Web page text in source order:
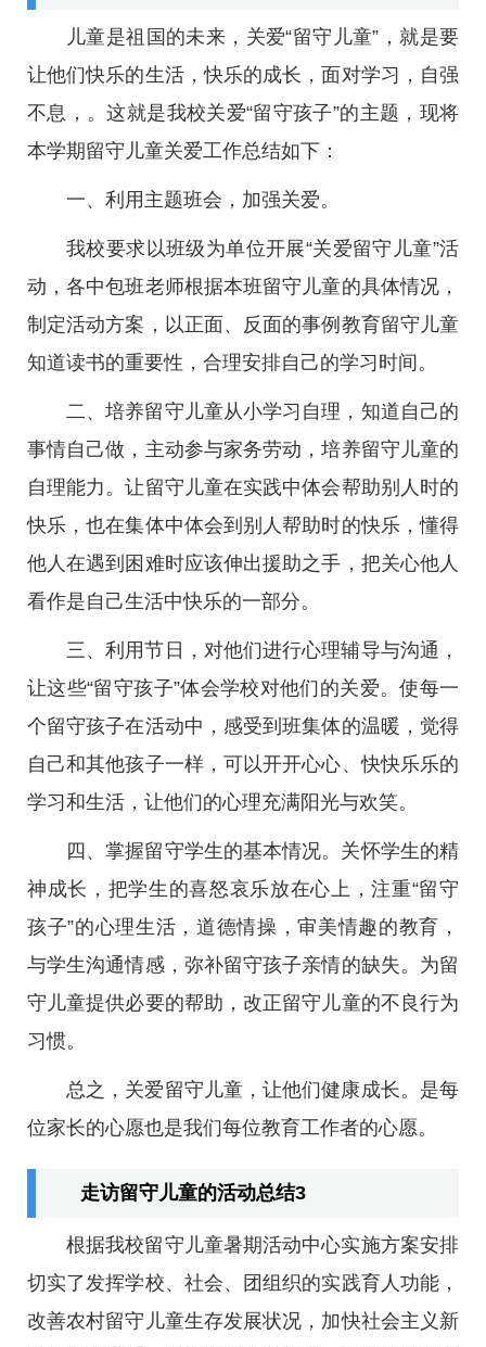
儿童是祖国的未来，关爱“留守儿童”，就是要
让他们快乐的生活，快乐的成长，面对学习，自强
不息，。这就是我校关爱“留守孩子”的主题，现将
本学期留守儿童关爱工作总结如下：
一、利用主题班会，加强关爱。
我校要求以班级为单位开展“关爱留守儿童”活
动，各中包班老师根据本班留守儿童的具体情况，
制定活动方案，以正面、反面的事例教育留守儿童
知道读书的重要性，合理安排自己的学习时间。
二、培养留守儿童从小学习自理，知道自己的
事情自己做，主动参与家务劳动，培养留守儿童的
自理能力。让留守儿童在实践中体会帮助别人时的
快乐，也在集体中体会到别人帮助时的快乐，懂得
他人在遇到困难时应该伸出援助之手，把关心他人
看作是自己生活中快乐的一部分。
三、利用节日，对他们进行心理辅导与沟通，
让这些“留守孩子”体会学校对他们的关爱。使每一
个留守孩子在活动中，感受到班集体的温暖，觉得
自己和其他孩子一样，可以开开心心、快快乐乐的
学习和生活，让他们的心理充满阳光与欢笑。
四、掌握留守学生的基本情况。关怀学生的精
神成长，把学生的喜怒哀乐放在心上，注重“留守
孩子”的心理生活，道德情操，审美情趣的教育，
与学生沟通情感，弥补留守孩子亲情的缺失。为留
守儿童提供必要的帮助，改正留守儿童的不良行为
习惯。
总之，关爱留守儿童，让他们健康成长。是每
位家长的心愿也是我们每位教育工作者的心愿。
走访留守儿童的活动总结3
根据我校留守儿童暑期活动中心实施方案安排
切实了发挥学校、社会、团组织的实践育人功能，
改善农村留守儿童生存发展状况，加快社会主义新